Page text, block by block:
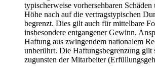
typischerweise vorhersehbaren
Höhe nach auf die vertragstypischen
begrenzt. Dies gilt auch für mittelbare
insbesondere entgangener Gewinn.
Haftung aus zwingendem nationalem
unberührt. Die Haftungsbegrenzung gilt
zugunsten der Mitarbeiter